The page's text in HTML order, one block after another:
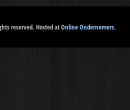
reserved. Hosted atOnline Ondernemers.